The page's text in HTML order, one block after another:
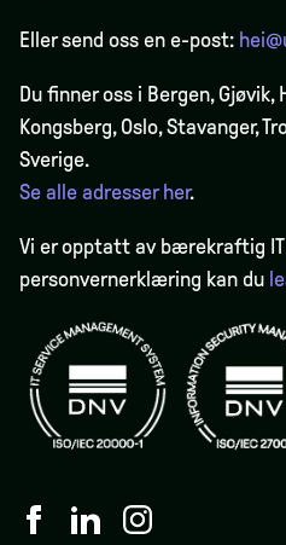
Eller send oss en e-post:
Du finner oss i Bergen,Gjøvik,
Kongsberg, Oslo, Stavanger,
Sverige.
Se alle adresser her.
Vi er opptatt av bærekraftig
personvernerklæring kan du